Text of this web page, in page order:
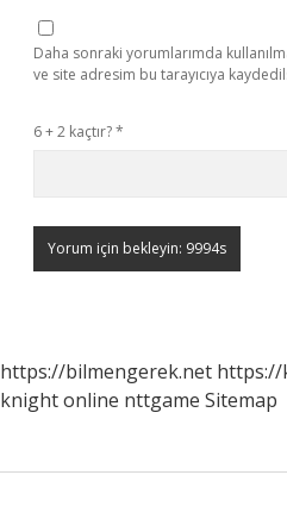
Daha sonraki yorumlarımda
ve site adresim bu tarayıcıya
6 + 2 kaçtır?*
https://bilmengerek.net https://
knight online nttgame Sitemap